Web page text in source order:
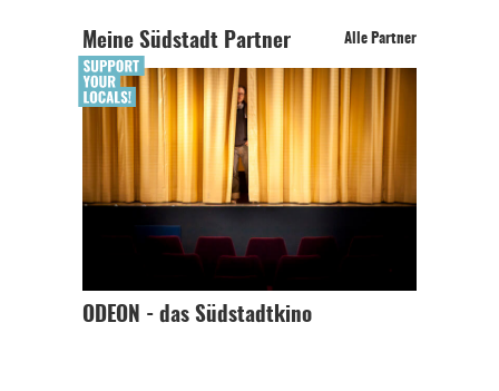
Meine Südstadt Partner Alle Partner
ODEON - das Südstadtkino